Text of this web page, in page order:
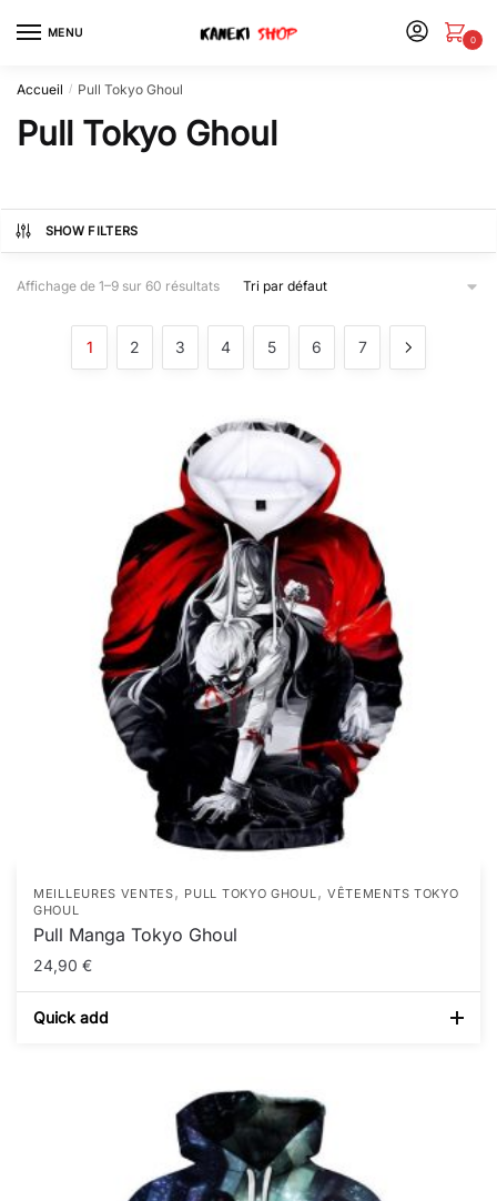
MENU
0
Accueil / Pull Tokyo Ghoul
Pull Tokyo Ghoul
SHOW FILTERS
Affichage de 1–9 sur 60 résultats
1 2 3 4 5 6 7
MEILLEURES VENTES, PULL TOKYO GHOUL, VÊTEMENTS TOKYO
GHOUL
Pull Manga Tokyo Ghoul
24,90 €
Quick add